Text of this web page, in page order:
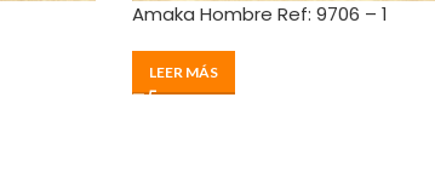
Amaka Hombre Ref: 9706 – 1
LEER MÁS